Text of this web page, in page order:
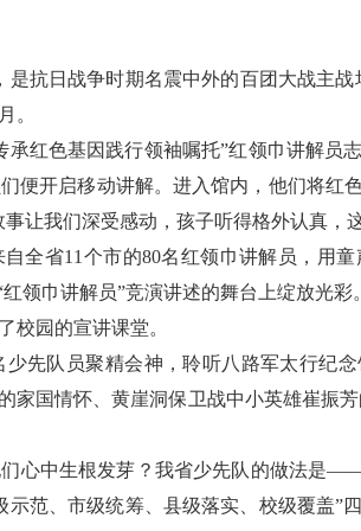
是抗日战争时期名震中外的百团大战主
。
红色基因践行领袖嘱托”红领巾讲解员
便开启移动讲解。进入馆内，他们将红
让我们深受感动，孩子听得格外认真，
全省11个市的80名红领巾讲解员，用
领巾讲解员”竞演讲述的舞台上绽放光彩。
校园的宣讲课堂。
先队员聚精会神，聆听八路军太行纪
家国情怀、黄崖洞保卫战中小英雄崔振
心中生根发芽？我省少先队的做法是
示范、市级统筹、县级落实、校级覆盖